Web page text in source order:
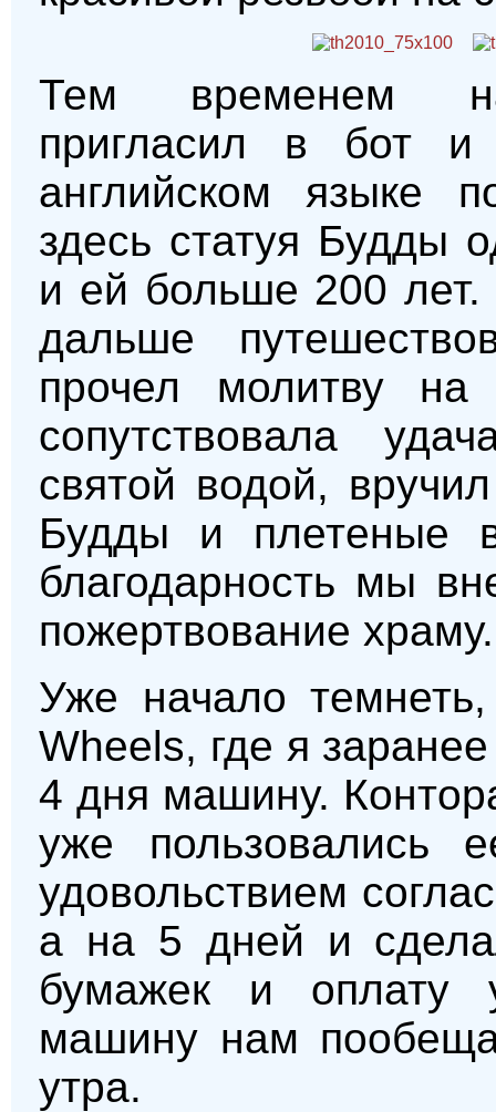
Тем временем
пригласил в бот и
английском языке
здесь статуя Будды
и ей больше 200
дальше
прочел молитву
сопутствовала
святой водой,
Будды и плетеные
благодарность мы
пожертвование храму.
Уже начало
Wheels, где я
4 дня машину.
уже пользовались
удовольствием
а на 5 дней и
бумажек и
машину нам
утра.